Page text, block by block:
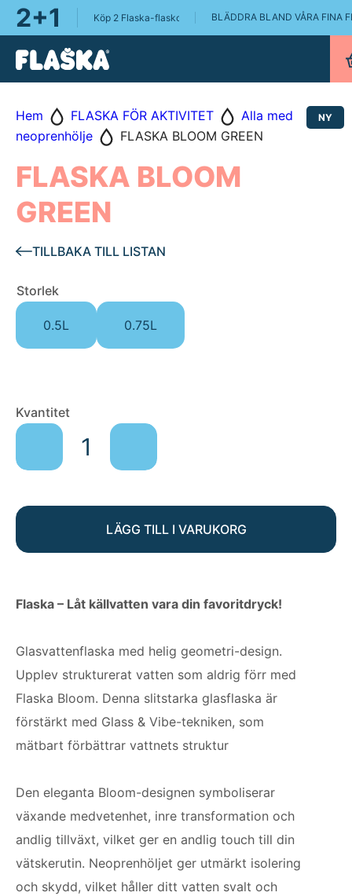
2+1 Köp 2 Flaska-flaskor, få en Flaska Pure 0.75L på köpet!
BLÄDDRA BLAND VÅRA FINA
NY
Hem FLASKA FÖR AKTIVITET
Alla med
neoprenhölje
FLASKA BLOOM GREEN
FLASKA BLOOM
GREEN
TILLBAKA TILL LISTAN
Storlek
0.5L 0.75L
Kvantitet
FLASKA
BLOOM
mängd
LÄGG TILL I VARUKORG
Flaska – Låt källvatten vara din favoritdryck!
Glasvattenflaska med helig geometri-design.
Upplev strukturerat vatten som aldrig förr med
Flaska Bloom. Denna slitstarka glasflaska är
förstärkt med Glass & Vibe-tekniken, som
mätbart förbättrar vattnets struktur
Den eleganta Bloom-designen symboliserar
växande medvetenhet, inre transformation och
andlig tillväxt, vilket ger en andlig touch till din
vätskerutin. Neoprenhöljet ger utmärkt isolering
och skydd, vilket håller ditt vatten svalt och